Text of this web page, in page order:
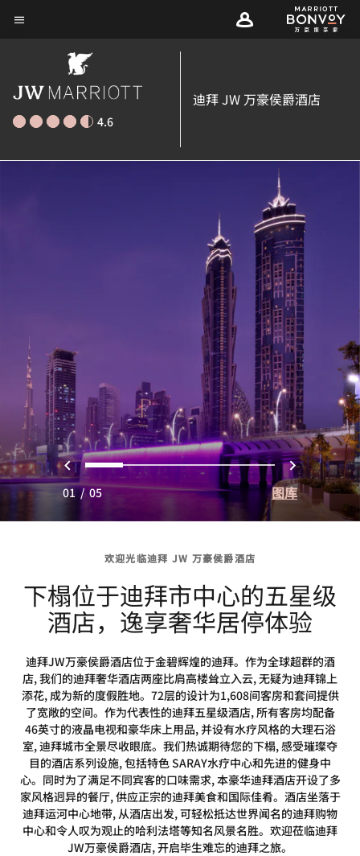
Skip
4.6
迪拜 JW 万豪侯爵酒店
上一页
0 1 2 3 4 下一页
01/05 图库
欢迎光临迪拜 JW 万豪侯爵酒店
下榻位于迪拜市中心的五星级
酒店，逸享奢华居停体验
迪拜JW万豪侯爵酒店位于金碧辉煌的迪拜。作为全球超群的酒
店, 我们的迪拜奢华酒店两座比肩高楼耸立入云, 无疑为迪拜锦上
添花, 成为新的度假胜地。72层的设计为1,608间客房和套间提供
了宽敞的空间。作为代表性的迪拜五星级酒店, 所有客房均配备
46英寸的液晶电视和豪华床上用品, 并设有水疗风格的大理石浴
室, 迪拜城市全景尽收眼底。我们热诚期待您的下榻, 感受璀璨夺
目的酒店系列设施, 包括特色 SARAY水疗中心和先进的健身中
心。同时为了满足不同宾客的口味需求, 本豪华迪拜酒店开设了多
家风格迥异的餐厅, 供应正宗的迪拜美食和国际佳肴。酒店坐落于
迪拜运河中心地带, 从酒店出发, 可轻松抵达世界闻名的迪拜购物
中心和令人叹为观止的哈利法塔等知名风景名胜。欢迎莅临迪拜
JW万豪侯爵酒店, 开启毕生难忘的迪拜之旅。